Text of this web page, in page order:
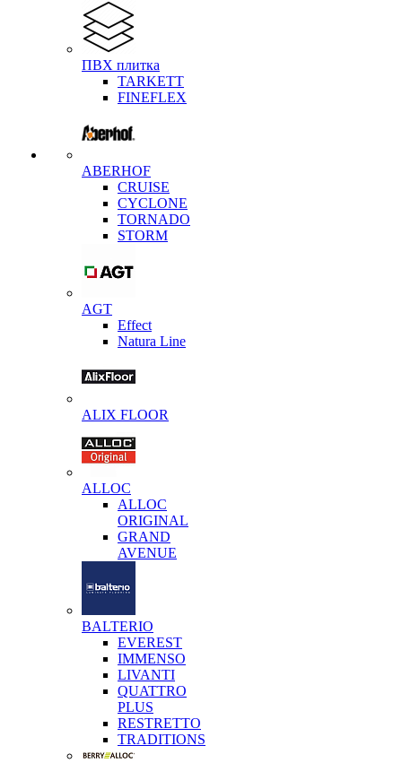
ПВХ плитка
TARKETT
FINEFLEX
ABERHOF
CRUISE
CYCLONE
TORNADO
STORM
AGT
Effect
Natura Line
ALIX FLOOR
ALLOC
ALLOC
ORIGINAL
GRAND
AVENUE
BALTERIO
EVEREST
IMMENSO
LIVANTI
QUATTRO
PLUS
RESTRETTO
TRADITIONS